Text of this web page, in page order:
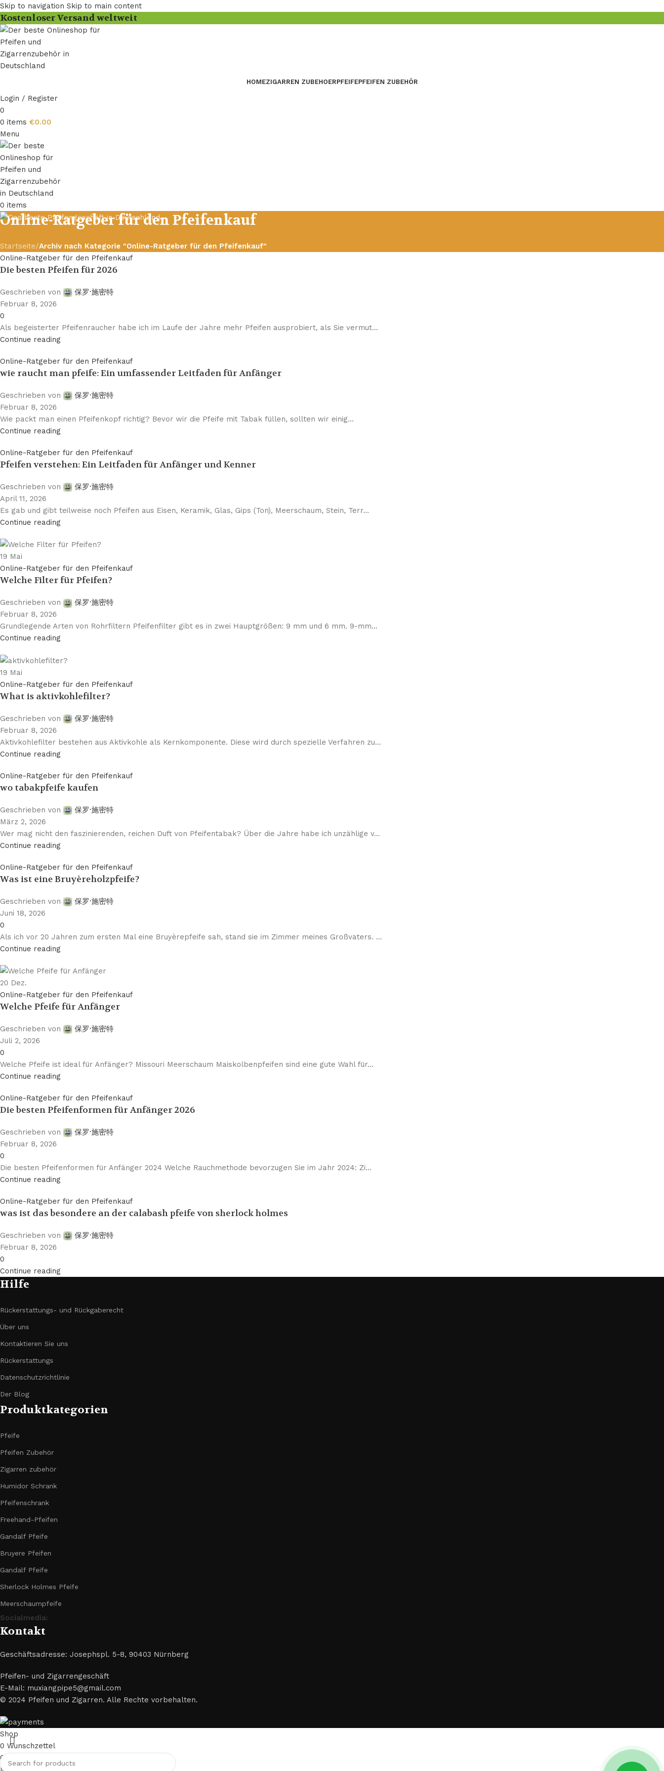
Skip to navigation Skip to main content
Kostenloser Versand weltweit
HOMEZIGARREN ZUBEHOERPFEIFEPFEIFEN ZUBEHÖR
Login / Register
0
0 items €0.00
Menu
0 items
Online-Ratgeber für den Pfeifenkauf
Startseite/Archiv nach Kategorie "Online-Ratgeber für den Pfeifenkauf"
Online-Ratgeber für den Pfeifenkauf
Die besten Pfeifen für 2026
Geschrieben von
保罗·施密特
Februar 8, 2026
0
Als begeisterter Pfeifenraucher habe ich im Laufe der Jahre mehr Pfeifen ausprobiert, als Sie vermut...
Continue reading
Online-Ratgeber für den Pfeifenkauf
wie raucht man pfeife: Ein umfassender Leitfaden für Anfänger
Geschrieben von
保罗·施密特
Februar 8, 2026
Wie packt man einen Pfeifenkopf richtig? Bevor wir die Pfeife mit Tabak füllen, sollten wir einig...
Continue reading
Online-Ratgeber für den Pfeifenkauf
Pfeifen verstehen: Ein Leitfaden für Anfänger und Kenner
Geschrieben von
保罗·施密特
April 11, 2026
Es gab und gibt teilweise noch Pfeifen aus Eisen, Keramik, Glas, Gips (Ton), Meerschaum, Stein, Terr...
Continue reading
19 Mai
Online-Ratgeber für den Pfeifenkauf
Welche Filter für Pfeifen?
Geschrieben von
保罗·施密特
Februar 8, 2026
Grundlegende Arten von Rohrfiltern Pfeifenfilter gibt es in zwei Hauptgrößen: 9 mm und 6 mm. 9-mm...
Continue reading
19 Mai
Online-Ratgeber für den Pfeifenkauf
What is aktivkohlefilter?
Geschrieben von
保罗·施密特
Februar 8, 2026
Aktivkohlefilter bestehen aus Aktivkohle als Kernkomponente. Diese wird durch spezielle Verfahren zu...
Continue reading
Online-Ratgeber für den Pfeifenkauf
wo tabakpfeife kaufen
Geschrieben von
保罗·施密特
März 2, 2026
Wer mag nicht den faszinierenden, reichen Duft von Pfeifentabak? Über die Jahre habe ich unzählige v...
Continue reading
Online-Ratgeber für den Pfeifenkauf
Was ist eine Bruyèreholzpfeife?
Geschrieben von
保罗·施密特
Juni 18, 2026
0
Als ich vor 20 Jahren zum ersten Mal eine Bruyèrepfeife sah, stand sie im Zimmer meines Großvaters. ...
Continue reading
20 Dez.
Online-Ratgeber für den Pfeifenkauf
Welche Pfeife für Anfänger
Geschrieben von
保罗·施密特
Juli 2, 2026
0
Welche Pfeife ist ideal für Anfänger? Missouri Meerschaum Maiskolbenpfeifen sind eine gute Wahl für...
Continue reading
Online-Ratgeber für den Pfeifenkauf
Die besten Pfeifenformen für Anfänger 2026
Geschrieben von
保罗·施密特
Februar 8, 2026
0
Die besten Pfeifenformen für Anfänger 2024 Welche Rauchmethode bevorzugen Sie im Jahr 2024: Zi...
Continue reading
Online-Ratgeber für den Pfeifenkauf
was ist das besondere an der calabash pfeife von sherlock holmes
Geschrieben von
保罗·施密特
Februar 8, 2026
0
Continue reading
Hilfe
Rückerstattungs- und Rückgaberecht
Über uns
Kontaktieren Sie uns
Rückerstattungs
Datenschutzrichtlinie
Der Blog
Produktkategorien
Pfeife
Pfeifen Zubehör
Zigarren zubehör
Humidor Schrank
Pfeifenschrank
Freehand-Pfeifen
Gandalf Pfeife
Bruyere Pfeifen
Gandalf Pfeife
Sherlock Holmes Pfeife
Meerschaumpfeife
Socialmedia:
Kontakt
Geschäftsadresse: Josephspl. 5-8, 90403 Nürnberg
Pfeifen- und Zigarrengeschäft
E-Mail: muxiangpipe5@gmail.com
© 2024 Pfeifen und Zigarren. Alle Rechte vorbehalten.
Shop
0 Wunschzettel
0